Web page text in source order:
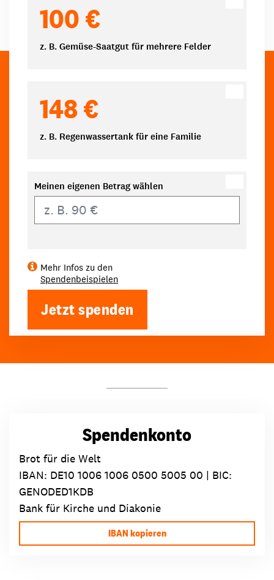
100 €
z. B. Gemüse-Saatgut für mehrere Felder
148 €
z. B. Regenwassertank für eine Familie
Meinen eigenen Betrag wählen
Mehr Infos zu den
Spendenbeispielen
Jetzt spenden
Spendenkonto
Brot für die Welt
IBAN: DE10 1006 1006 0500 5005 00 | BIC:
GENODED1KDB
Bank für Kirche und Diakonie
IBAN kopieren